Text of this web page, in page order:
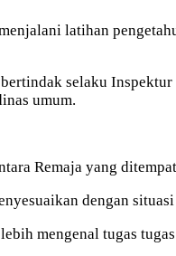
latihan
selaku
umum.
Remaja yang
dengan
mengenal tugas